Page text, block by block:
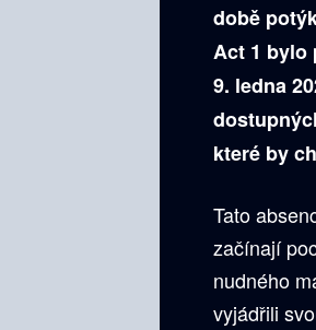
době
Act 1 bylo
9. ledna
které by
Tato
začínají
nudného
vyjádřili